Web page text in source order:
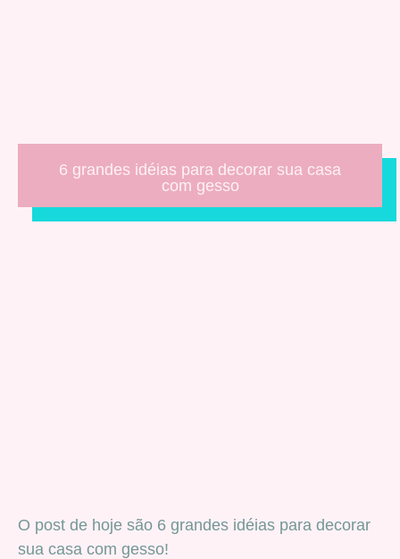
6 grandes idéias para decorar sua casa
com gesso
O post de hoje são 6 grandes idéias para decorar
sua casa com gesso!